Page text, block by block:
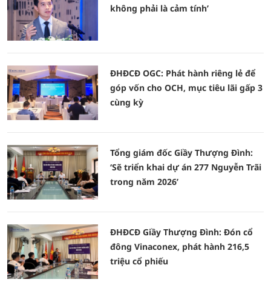
không phải là cảm tính’
ĐHĐCĐ OGC: Phát hành riêng lẻ để
góp vốn cho OCH, mục tiêu lãi gấp 3
cùng kỳ
Tổng giám đốc Giầy Thượng Đình:
‘Sẽ triển khai dự án 277 Nguyễn Trãi
trong năm 2026’
ĐHĐCĐ Giầy Thượng Đình: Đón cổ
đông Vinaconex, phát hành 216,5
triệu cổ phiếu